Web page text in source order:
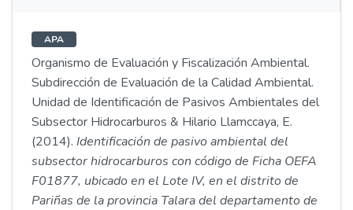
APA
Organismo de Evaluación y Fiscalización Ambiental.
Subdirección de Evaluación de la Calidad Ambiental.
Unidad de Identificación de Pasivos Ambientales del
Subsector Hidrocarburos & Hilario Llamccaya, E.
(2014). Identificación de pasivo ambiental del
subsector hidrocarburos con código de Ficha OEFA
F01877, ubicado en el Lote IV, en el distrito de
Pariñas de la provincia Talara del departamento de